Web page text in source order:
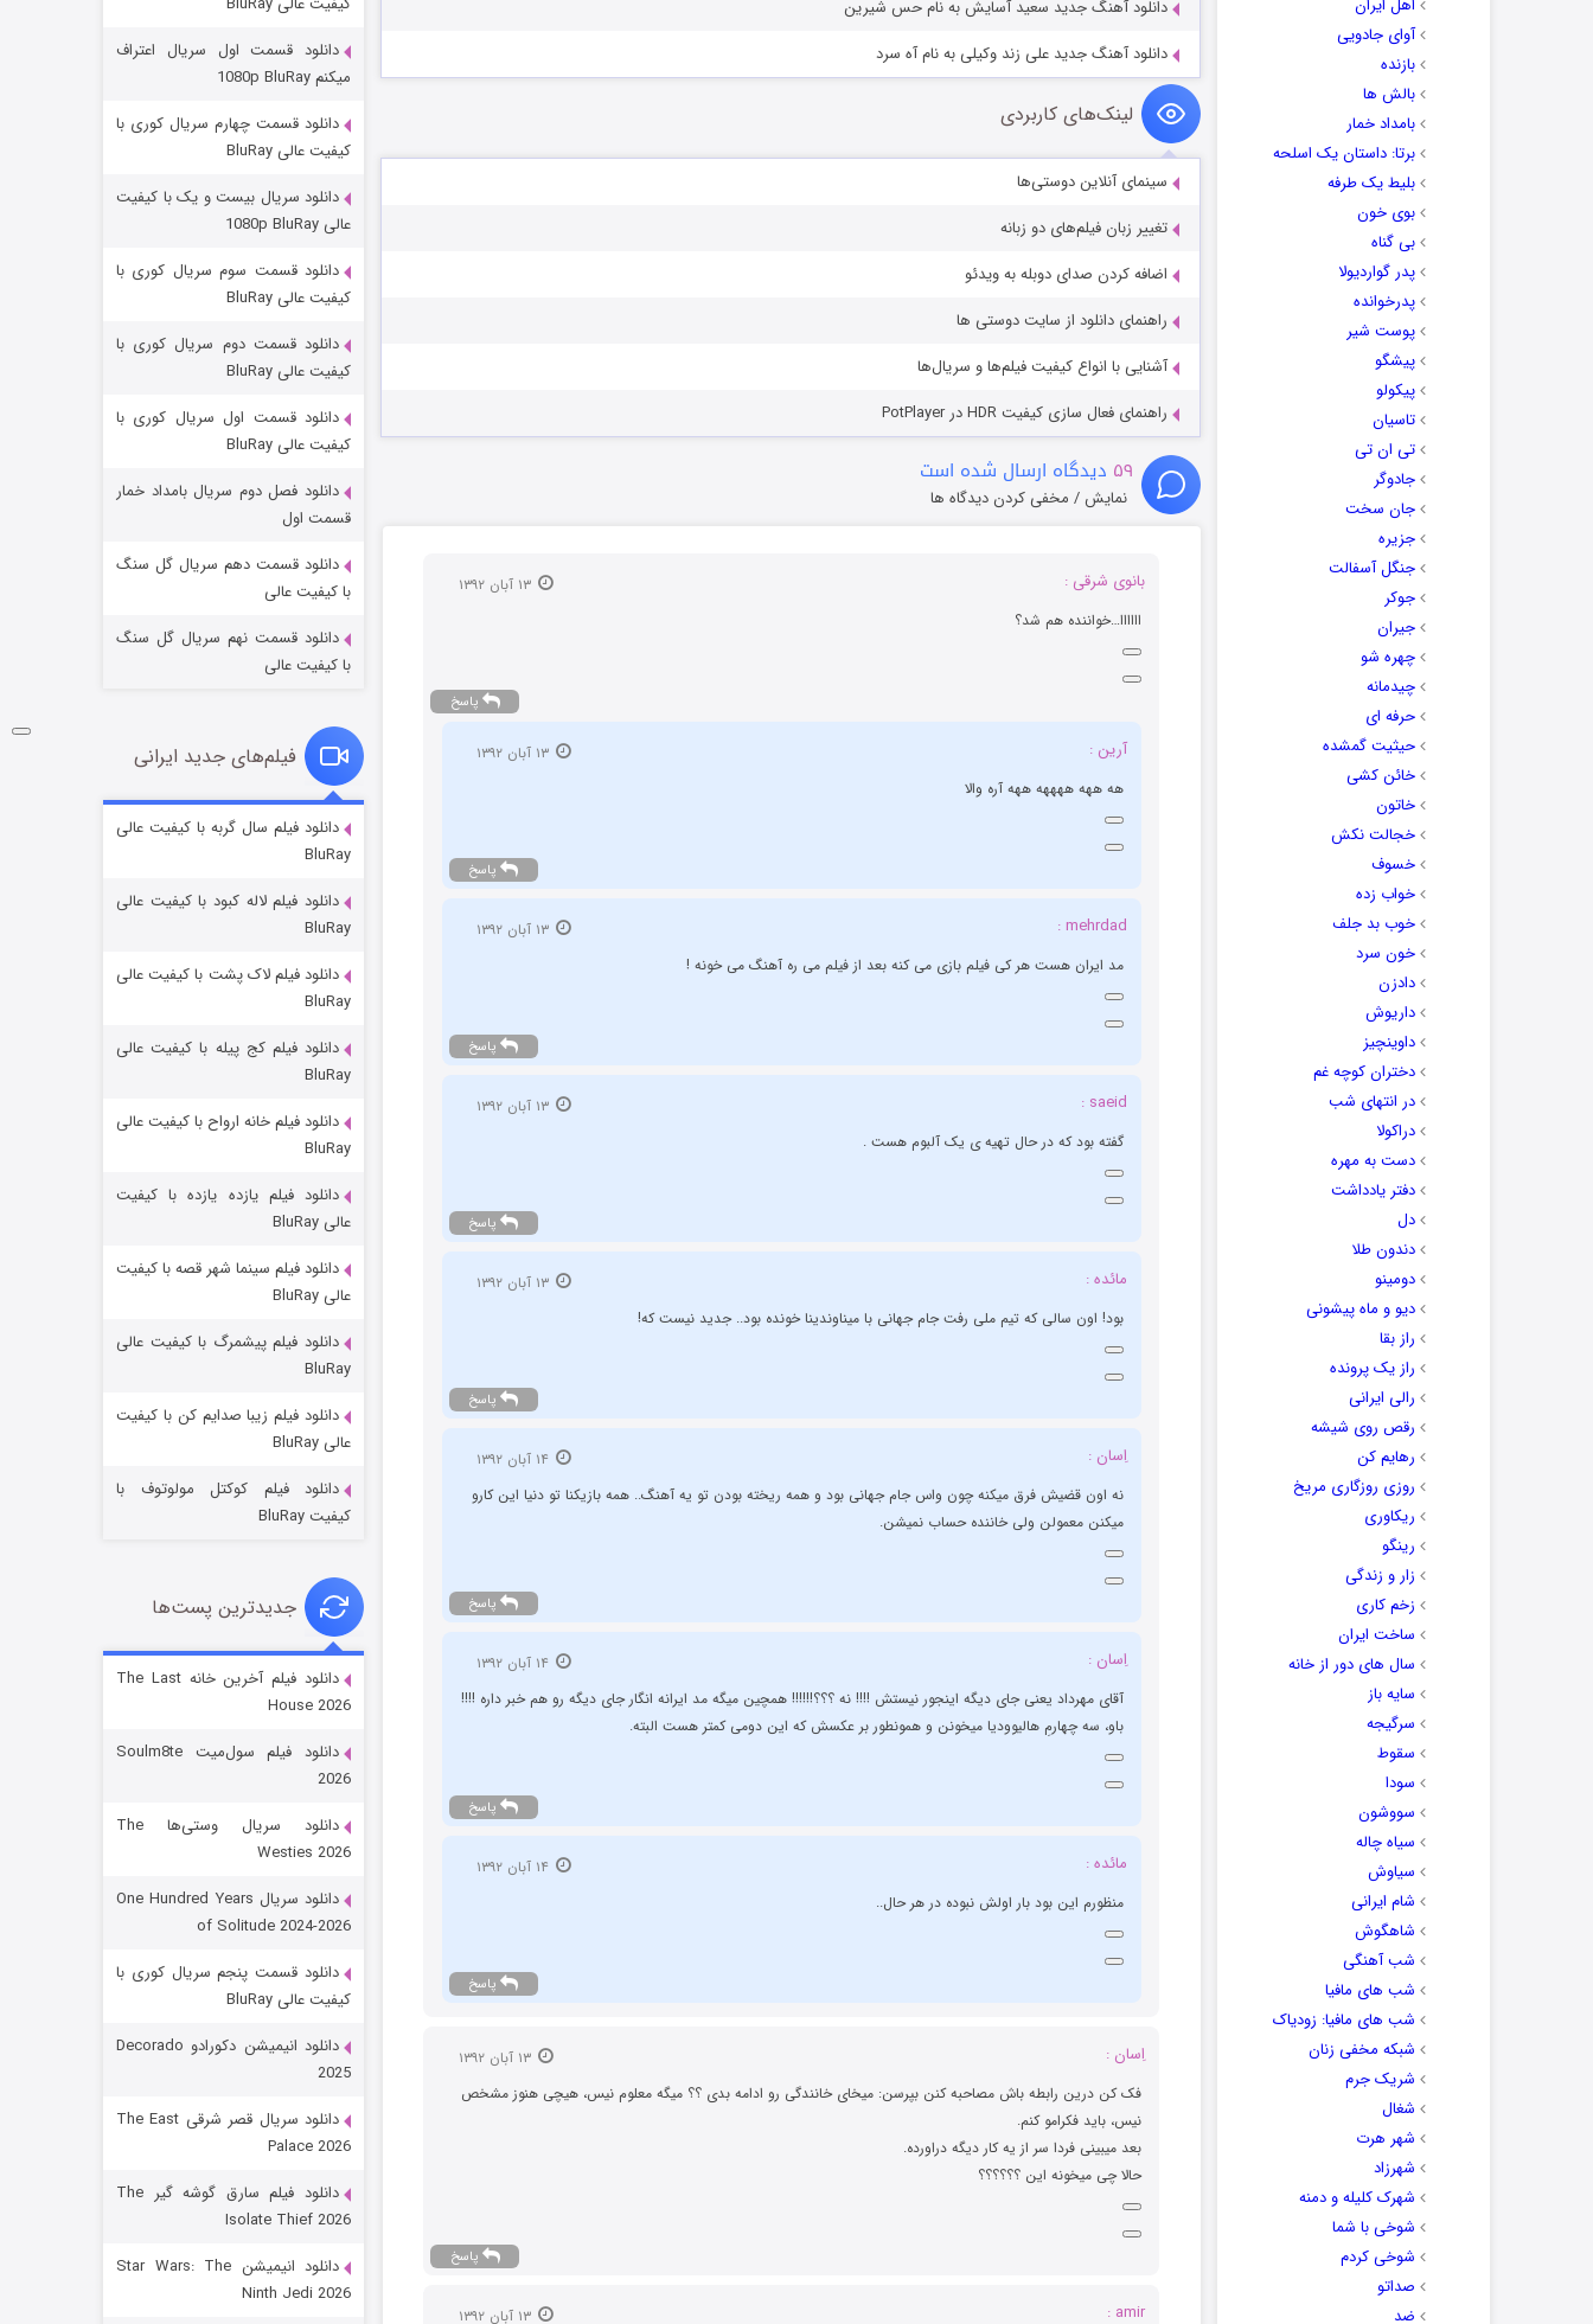
اهل ایران
آوای جادویی
بازنده
بالش ها
بامداد خمار
برتا: داستان یک اسلحه
بلیط یک‌‌ طرفه
بوی خون
بی گناه
پدر گواردیولا
پدرخوانده
پوست شیر
پیشگو
پیکولو
تاسیان
تی ان تی
جادوگر
جان سخت
جزیره
جنگل آسفالت
جوکر
جیران
چهره شو
چیدمانه
حرفه ای
حیثیت گمشده
خائن کشی
خاتون
خجالت نکش
خسوف
خواب زده
خوب بد جلف
خون سرد
دادزن
داریوش
داوینچیز
دختران کوچه غم
در انتهای شب
دراکولا
دست به مهره
دفتر یادداشت
دل
دندون طلا
دومینو
دیو و ماه پیشونی
راز بقا
راز یک پرونده
رالی ایرانی
رقص روی شیشه
رهایم کن
روزی روزگاری مریخ
ریکاوری
رینگو
زار و زندگی
زخم کاری
ساخت ایران
سال های دور از خانه
سایه باز
سرگیجه
سقوط
سودا
سووشون
سیاه چاله
سیاوش
شام ایرانی
شاهگوش
شب آهنگی
شب های مافیا
شب های مافیا: زودیاک
شبکه مخفی زنان
شریک جرم
شغال
شهر هرت
شهرزاد
شهرک کلیله و دمنه
شوخی با شما
شوخی کردم
صداتو
ضد
دانلود آهنگ جدید سعید آسایش به نام حس شیرین
دانلود آهنگ جدید علی زند وکیلی به نام آه سرد
لینک‌های کاربردی
سینمای آنلاین دوستی‌ها
تغییر زبان فیلم‌های دو زبانه
اضافه کردن صدای دوبله به ویدئو
راهنمای دانلود از سایت دوستی ها
آشنایی با انواع کیفیت فیلم‌ها و سریال‌ها
راهنمای فعال سازی کیفیت HDR در PotPlayer
۵۹ دیدگاه ارسال شده است
نمایش / مخفی کردن دیدگاه ها
بانوی شرقی :
اااااا…خواننده هم شد؟
پاسخ
آرین :
۱۳ آبان ۱۳۹۲
هه ههه ههههه ههه آره والا
پاسخ
mehrdad :
۱۳ آبان ۱۳۹۲
مد ایران هست هر کی فیلم بازی می کنه بعد از فیلم می ره آهنگ می خونه !
پاسخ
saeid :
۱۳ آبان ۱۳۹۲
گفته بود که در حال تهیه ی یک آلبوم هست .
پاسخ
مائده :
۱۳ آبان ۱۳۹۲
بود! اون سالی که تیم ملی رفت جام جهانی با میناوندینا خونده بود.. جدید نیست که!
پاسخ
اِسان :
۱۴ آبان ۱۳۹۲
نه اون قضیش فرق میکنه چون واس جام جهانی بود و همه ریخته بودن تو یه آهنگ.. همه بازیکنا تو دنیا این کارو
میکنن معمولن ولی خاننده حساب نمیشن.
پاسخ
اِسان :
۱۴ آبان ۱۳۹۲
آقای مهرداد یعنی جای دیگه اینجور نیستش !!!! نه ؟؟؟!!!!!! همچین میگه مد ایرانه انگار جای دیگه رو هم خبر داره !!!!
باو، سه چهارمِ هالیوودیا میخونن و همونطور بر عکسش که این دومی کمتر هست البته.
پاسخ
مائده :
۱۴ آبان ۱۳۹۲
منظورم این بود بار اولش نبوده در هر حال..
پاسخ
اِسان :
فک کن درین رابطه باش مصاحبه کنن بپرسن: میخای خانندگی رو ادامه بدی ؟؟ میگه معلوم نیس، هیچی هنوز مشخص
نیس، باید فکرامو کنم.
بعد میبینی فردا سر از یه کار دیگه دراورده.
حالا چی میخونه این ؟؟؟؟؟؟
پاسخ
amir :
مردگان متحرک: شهر مرده ۳
شکست استوارت در نجات جهان
قسمت 7 (زیرنویس) منتشر شد
شوگر فصل ۲
قسمت
خاندان اژدها فصل ۳
جادوگری در مغولستان
قسمت
رویایی برای تو
قسمت
دانلود قسمت اول سریال اعتراف
میکنم 1080p BluRay
دانلود قسمت چهارم سریال کوری با
کیفیت عالی BluRay
دانلود سریال بیست و یک با کیفیت
عالی 1080p BluRay
دانلود قسمت سوم سریال کوری با
کیفیت عالی BluRay
دانلود قسمت دوم سریال کوری با
کیفیت عالی BluRay
دانلود قسمت اول سریال کوری با
کیفیت عالی BluRay
دانلود فصل دوم سریال بامداد خمار
قسمت اول
دانلود قسمت دهم سریال گل سنگ
با کیفیت عالی
دانلود قسمت نهم سریال گل سنگ
با کیفیت عالی
فیلم‌های جدید ایرانی
دانلود فیلم سال گربه با کیفیت عالی
BluRay
دانلود فیلم لاله کبود با کیفیت عالی
BluRay
دانلود فیلم لاک پشت با کیفیت عالی
BluRay
دانلود فیلم کج‌ پیله با کیفیت عالی
BluRay
دانلود فیلم خانه ارواح با کیفیت عالی
BluRay
دانلود فیلم یازده یازده با کیفیت
عالی BluRay
دانلود فیلم سینما شهر قصه با کیفیت
عالی BluRay
دانلود فیلم پیشمرگ با کیفیت عالی
BluRay
دانلود فیلم زیبا صدایم کن با کیفیت
عالی BluRay
دانلود فیلم کوکتل مولوتوف با
کیفیت BluRay
جدیدترین پست‌ها
دانلود فیلم آخرین خانه The Last
House 2026
دانلود فیلم سول‌میت Soulm8te
2026
دانلود سریال وستی‌ها The
Westies 2026
دانلود سریال One Hundred Years
of Solitude 2024-2026
دانلود قسمت پنجم سریال کوری با
کیفیت عالی BluRay
دانلود انیمیشن دکورادو Decorado
2025
دانلود سریال قصر شرقی The East
Palace 2026
دانلود فیلم سارق گوشه گیر The
Isolate Thief 2026
دانلود انیمیشن Star Wars: The
Ninth Jedi 2026